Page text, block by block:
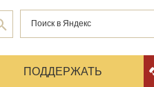
ПОДДЕРЖАТЬ